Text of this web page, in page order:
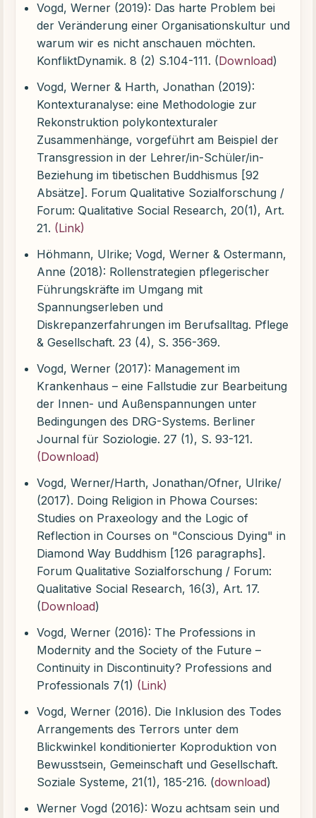
Vogd, Werner (2019): Das harte Problem bei
der Veränderung einer Organisationskultur und
warum wir es nicht anschauen möchten.
KonfliktDynamik. 8 (2) S.104-111. (Download)
Vogd, Werner & Harth, Jonathan (2019):
Kontexturanalyse: eine Methodologie zur
Rekonstruktion polykontexturaler
Zusammenhänge, vorgeführt am Beispiel der
Transgression in der Lehrer/in-Schüler/in-
Beziehung im tibetischen Buddhismus [92
Absätze]. Forum Qualitative Sozialforschung /
Forum: Qualitative Social Research, 20(1), Art.
21. (Link)
Höhmann, Ulrike; Vogd, Werner & Ostermann,
Anne (2018): Rollenstrategien pflegerischer
Führungskräfte im Umgang mit
Spannungserleben und
Diskrepanzerfahrungen im Berufsalltag. Pflege
& Gesellschaft. 23 (4), S. 356-369.
Vogd, Werner (2017): Management im
Krankenhaus – eine Fallstudie zur Bearbeitung
der Innen- und Außenspannungen unter
Bedingungen des DRG-Systems. Berliner
Journal für Soziologie. 27 (1), S. 93-121.
(Download)
Vogd, Werner/Harth, Jonathan/Ofner, Ulrike/
(2017). Doing Religion in Phowa Courses:
Studies on Praxeology and the Logic of
Reflection in Courses on "Conscious Dying" in
Diamond Way Buddhism [126 paragraphs].
Forum Qualitative Sozialforschung / Forum:
Qualitative Social Research, 16(3), Art. 17.
(Download)
Vogd, Werner (2016): The Professions in
Modernity and the Society of the Future –
Continuity in Discontinuity? Professions and
Professionals 7(1) (Link)
Vogd, Werner (2016). Die Inklusion des Todes
Arrangements des Terrors unter dem
Blickwinkel konditionierter Koproduktion von
Bewusstsein, Gemeinschaft und Gesellschaft.
Soziale Systeme, 21(1), 185-216. (download)
Werner Vogd (2016): Wozu achtsam sein und